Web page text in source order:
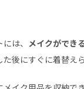
は、 メイクができ
後にすぐに着替え